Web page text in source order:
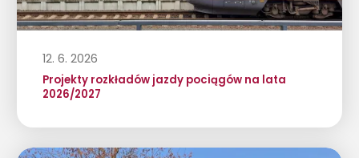
12. 6. 2026
Projekty rozkładów jazdy pociągów na lata
2026/2027